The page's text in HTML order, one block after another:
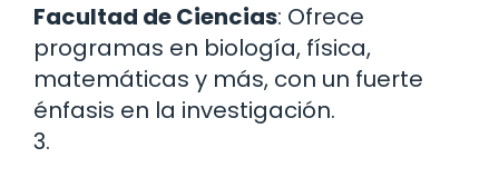
Facultad de Ciencias: Ofrece
programas en biología, física,
matemáticas y más, con un fuerte
énfasis en la investigación.
3.